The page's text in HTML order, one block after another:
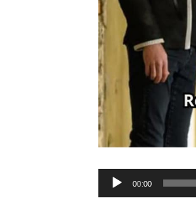
Lecteur
audio
00:00